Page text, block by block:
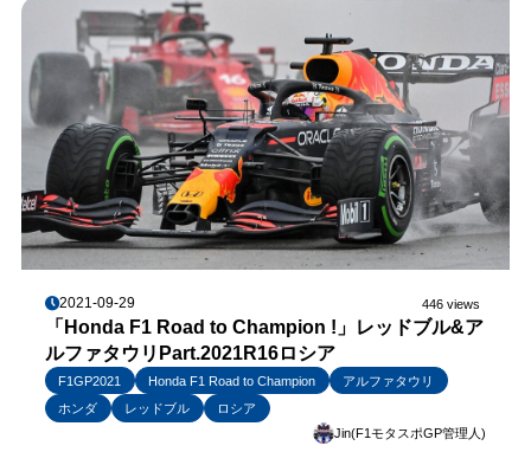
2021-09-29 446 views
「Honda F1 Road to Champion !」レッドブル&ア
ルファタウリPart.2021R16ロシア
F1GP2021 Honda F1 Road to Champion
アルファタウリ
ホンダ
レッドブル
ロシア
Jin(F1モタスポGP管理人)